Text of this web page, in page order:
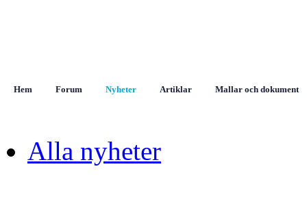
Hem Forum Nyheter Artiklar Mallar och dokument
Alla nyheter